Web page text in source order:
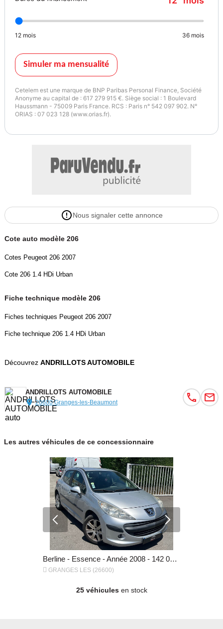
12 mois 36 mois
Simuler ma mensualité
Cetelem est une marque de BNP Paribas Personal Finance, Société
Anonyme au capital de : 617 279 915 €. Siège social : 1 Boulevard
Haussmann - 75009 Paris France. RCS : Paris n° 542 097 902. N°
ORIAS : 07 023 128 (www.orias.fr).
Nous signaler cette annonce
Cote auto modèle 206
Cotes Peugeot 206 2007
Cote 206 1.4 HDi Urban
Fiche technique modèle 206
Fiches techniques Peugeot 206 2007
Fiche technique 206 1.4 HDi Urban
Découvrez ANDRILLOTS AUTOMOBILE
ANDRILLOTS AUTOMOBILE
26600 Granges-les-Beaumont
Les autres véhicules de ce concessionnaire
Berline - Essence - Année 2008 - 142 000 km, 4 500 €
 GRANGES LES (26600)
25 véhiculesen stock